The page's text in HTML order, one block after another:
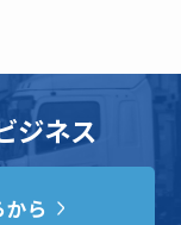
ジネス
ら